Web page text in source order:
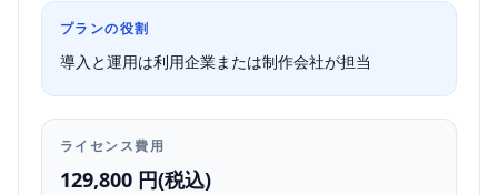
プランの役割
導入と運用は利用企業または制作会社が担当
ライセンス費用
129,800 円(税込)